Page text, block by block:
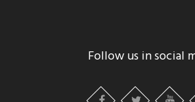
Follow us in social